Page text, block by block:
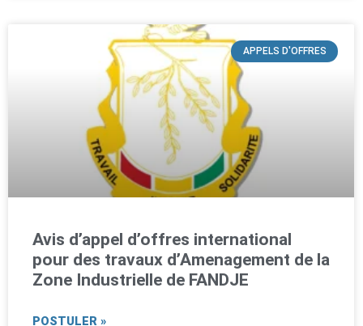
APPELS D'OFFRES
Avis d’appel d’offres international
pour des travaux d’Amenagement de la
Zone Industrielle de FANDJE
POSTULER »